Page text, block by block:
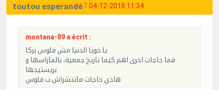
#17 04-12-2018 11:34
toutou esperance
montana-89 a écrit :
يا خويا الدنيا مش فلوس بركا
فما حاجات اخرى اهم كيما تاريخ جمعية، بالماراسها و
بريستيجها
هاذي حاجات ماتتشراش ب فلوس